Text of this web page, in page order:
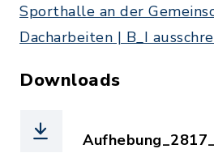
Sporthalle an der
Dacharbeiten | B_I
Downloads